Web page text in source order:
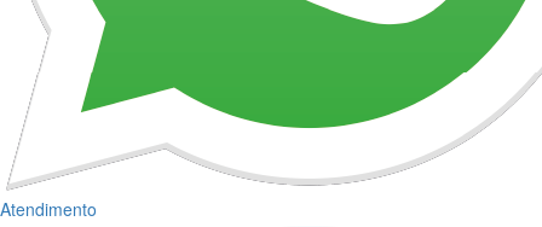
Atendimento